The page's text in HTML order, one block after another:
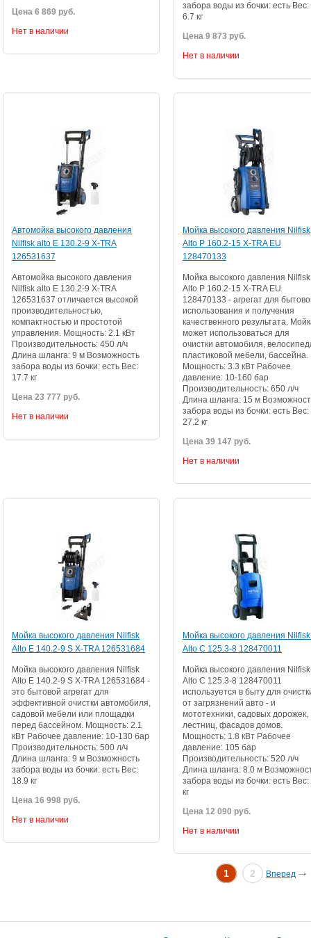
Цена 6 869 руб.
Нет в наличии
забора воды из бочки: есть Вес:
6.7 кг
Цена 9 873 руб.
Нет в наличии
Автомойка высокого давления
Nilfisk alto E 130.2-9 X-TRA
126531637
Автомойка высокого давления
Nilfisk alto E 130.2-9 X-TRA
126531637 отличается высокой
производительностью,
компактностью и простотой
управления. Мощность: 2.1 кВт
Производительность: 450 л/ч
Длина шланга: 9 м Возможность
забора воды из бочки: есть Вес:
17.7 кг
Цена 23 777 руб.
Нет в наличии
Мойка высокого давления Nilfisk
Alto P 160.2-15 X-TRA EU
128470133
Мойка высокого давления Nilfisk
Alto P 160.2-15 X-TRA EU
128470133 - агрегат для
использования и получения
качественного результата.
может использоваться для
очистки автомобиля,
пластиковой мебели, бассейна.
Мощность: 3.3 кВт Рабочее
давление: 10-160 бар
Производительность: 650 л/ч
Длина шланга: 15 м
забора воды из бочки: есть Вес:
27.2 кг
Цена 39 147 руб.
Нет в наличии
Мойка высокого давления Nilfisk
Alto E 140.2-9 S X-TRA 126531684
Мойка высокого давления Nilfisk
Alto E 140.2-9 S X-TRA 126531684 -
это бытовой агрегат для
эффективной очистки автомобиля,
садовой мебели или площадки
перед бассейном. Мощность: 2.1
кВт Рабочее давление: 10-130 бар
Производительность: 500 л/ч
Длина шланга: 9 м Возможность
забора воды из бочки: есть Вес:
18.9 кг
Цена 16 998 руб.
Нет в наличии
Мойка высокого давления
Alto C 125.3-8 128470011
Мойка высокого давления
Alto C 125.3-8 128470011
используется в быту для
от загрязнений авто - и
мототехники, садовых дорожек,
лестниц, фасадов домов.
Мощность: 1.8 кВт Рабочее
давление: 105 бар
Производительность: 520 л/ч
Длина шланга: 8.0 м
забора воды из бочки: есть Вес:
кг
Цена 12 090 руб.
Нет в наличии
1 2 Вперед